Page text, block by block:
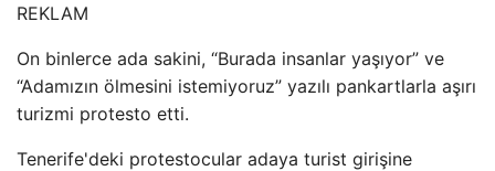
REKLAM
On binlerce ada sakini, “Burada insanlar yaşıyor” ve
“Adamızın ölmesini istemiyoruz” yazılı pankartlarla aşırı
turizmi protesto etti.
Tenerife'deki protestocular adaya turist girişine